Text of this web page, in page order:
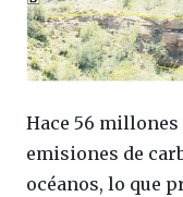
Hace 56
emisiones de
océanos, lo que